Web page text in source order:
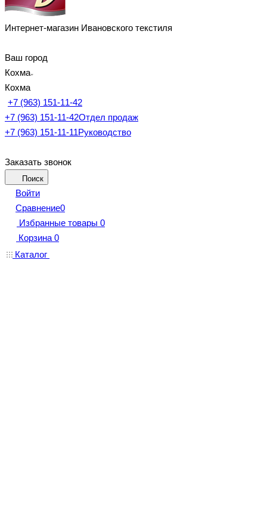
Интернет-магазин Ивановского текстиля
Ваш город
Кохма
Кохма
+7 (963) 151-11-42
+7 (963) 151-11-42Отдел продаж
+7 (963) 151-11-11Руководство
Заказать звонок
Поиск
Войти
Сравнение0
Избранные товары 0
Корзина 0
Каталог